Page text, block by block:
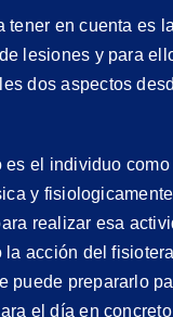
tener en cuenta es
lesiones y para
dos aspectos
es el individuo como
y
realizar esa
la acción del
puede prepararlo
el día en